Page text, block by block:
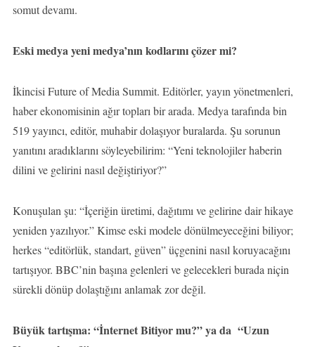
somut devamı.
Eski medya yeni medya’nın kodlarını çözer mi?
İkincisi Future of Media Summit. Editörler, yayın yönetmenleri,
haber ekonomisinin ağır topları bir arada. Medya tarafında bin
519 yayıncı, editör, muhabir dolaşıyor buralarda. Şu sorunun
yanıtını aradıklarını söyleyebilirim: “Yeni teknolojiler haberin
dilini ve gelirini nasıl değiştiriyor?”
Konuşulan şu: “İçeriğin üretimi, dağıtımı ve gelirine dair hikaye
yeniden yazılıyor.” Kimse eski modele dönülmeyeceğini biliyor;
herkes “editörlük, standart, güven” üçgenini nasıl koruyacağını
tartışıyor. BBC’nin başına gelenleri ve gelecekleri burada niçin
sürekli dönüp dolaştığını anlamak zor değil.
Büyük tartışma: “İnternet Bitiyor mu?” ya da “Uzun